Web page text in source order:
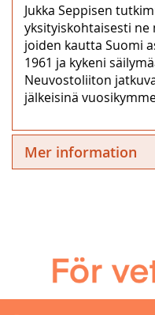
Jukka Seppisen
yksityiskohtaisesti
joiden kautta Suomi
1961 ja kykeni
Neuvostoliiton
jälkeisinä
Mer information